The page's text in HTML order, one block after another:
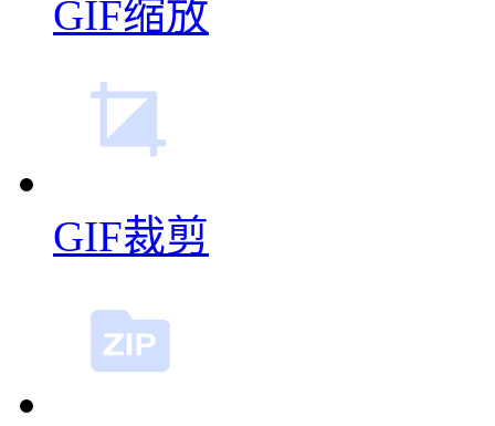
GIF编辑
GIF缩放